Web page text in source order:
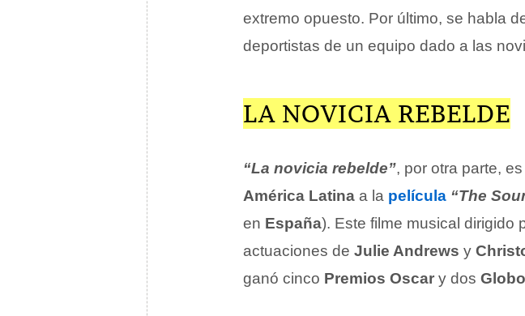
extremo opuesto. Por último, se habla
deportistas de un equipo dado a las
LA NOVICIA REBELDE
“La novicia rebelde”, por otra parte,
América Latina a la película “The
en España). Este filme musical dirigido
actuaciones de Julie Andrews y
ganó cinco Premios Oscar y dos